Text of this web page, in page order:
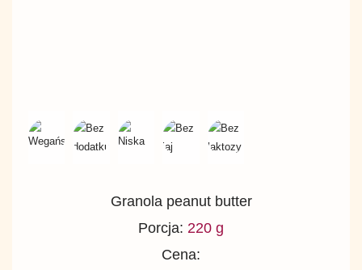
Granola peanut butter
Porcja: 220 g
Cena: